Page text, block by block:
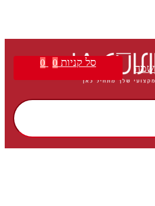
סל קניות 0
0